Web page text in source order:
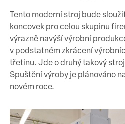
Tento moderní stroj bude
koncovek pro celou skupinu
výrazně navýší výrobní
v podstatném zkrácení
třetinu. Jde o druhý takový
Spuštění výroby je plánováno
novém roce.